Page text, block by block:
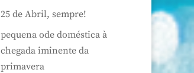
25 de Abril, sempre!
pequena ode doméstica à
chegada iminente da
primavera